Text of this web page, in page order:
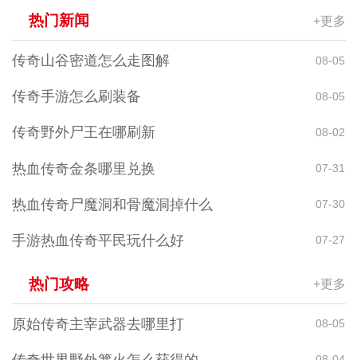
热门新闻 +更多
传奇山谷密道怎么走图解 08-05
传奇手游怎么刷装备 08-05
传奇野外尸王在哪刷新 08-02
热血传奇金条哪里兑换 07-31
热血传奇尸魔洞和骨魔洞掉什么 07-30
手游热血传奇平民玩什么好 07-27
热门攻略 +更多
原始传奇主宰武器去哪里打 08-05